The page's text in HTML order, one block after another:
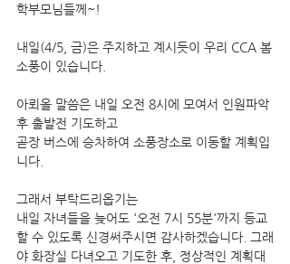
학부모님들께~!
내일(4/5, 금)은 주지하고 계시듯이 우리 CCA 봄
소풍이 있습니다.
아뢰올 말씀은 내일 오전 8시에 모여서 인원파악
후 출발전 기도하고
곧장 버스에 승차하여 소풍장소로 이동할 계획입
니다.
그래서 부탁드리옵기는
내일 자녀들을 늦어도 '오전 7시 55분'까지 등교
할 수 있도록 신경써주시면 감사하겠습니다. 그래
야 화장실 다녀오고 기도한 후, 정상적인 계획대